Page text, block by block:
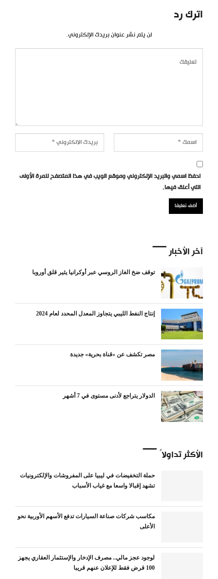
اترك رد
لن يتم نشر عنوان بريدك الإلكتروني.
احفظ اسمي والبريد الإلكتروني وموقع الويب في هذا المتصفح للمرة الأولى
التي أعلق فيها.
آخر الأخبار
توقف ضخ الغاز الروسي عبر أوكرانيا يثير قلق أوروبا
إنتاج النفط الليبي يتجاوز المعدل المحدد لعام 2024
مصر تكشف عن «قناة بحرية» جديدة
الدولار يتراجع لأدنى مستوى في 7 أشهر
الأكثر تداولاً
حملة التخفيضات في ليبيا على المفروشات والإلكترونيات
تشهد إقبالا واسعا مع غياب الأسباب
مكاسب شركات صناعة السيارات تدفع الأسهم الأوربية نحو
الأعلى
لوجود عجز مالي.. مصرف الإدخار والإستثمار العقاري يجهز
100 قرض فقط للإعلان عنهم قريبا